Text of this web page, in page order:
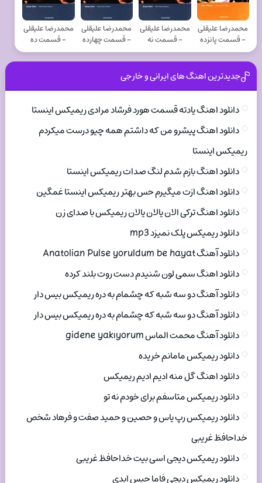
محمدرضا علیقلی
- قسمت پانزده
محمدرضا علیقلی
- قسمت نه
محمدرضا علیقلی
- قسمت چهارده
محمدرضا علیقلی
- قسمت ده
جدیدترین اهنگ های ایرانی و خارجی
دانلود اهنگ یادته قسمت هورد فرشاد مرادی ریمیکس اینستا
دانلود اهنگ پیشرو من که داشتم همه چیو درست میکردم
ریمیکس اینستا
دانلود اهنگ بازم شدم لنگ صدات ریمیکس اینستا
دانلود اهنگ ازت میگیرم حس بهتر ریمیکس اینستا غمگین
دانلود اهنگ ترکی الان یالان یالان ریمیکس با صدای زن
دانلود ریمیکس پلک نمیزد mp3
دانلود آهنگ Anatolian Pulse yoruldum be hayat
دانلود اهنگ سمی لون شنیدم دست روت بلند کرده
دانلود آهنگ دو سه شبه که چشمام به دره ریمیکس بیس دار
دانلود آهنگ دو سه شبه که چشمام به دره ریمیکس بیس دار
دانلود آهنگ محمت الماس gidene yakıyorum
دانلود ریمیکس مامانم خریده
دانلود اهنگ گل منه ادیم ادیم ریمیکس
دانلود ریمیکس متاسفم برای خودم نه تو
دانلود ریمیکس رپ یاس و حصین و حمید صفت و فرهاد شخص
خداحافظ غریبی
دانلود ریمیکس دیجی اسی بیت خداحافظ غریبی
دانلود ریمیکس دیجی فاما حبس ابدی